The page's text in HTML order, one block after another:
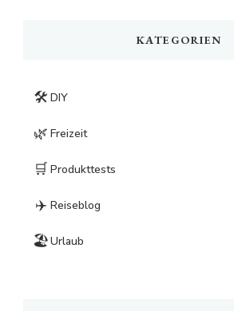
KATEGORIEN
🛠️ DIY
🌿 Freizeit
🛒 Produkttests
✈️ Reiseblog
🏖️Urlaub